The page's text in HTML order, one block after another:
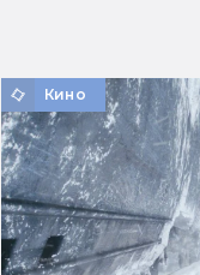
Кино